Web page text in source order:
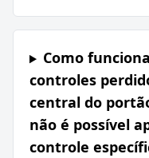
Como
controles
central do
não é possível
controle